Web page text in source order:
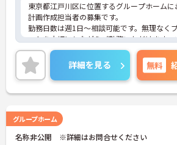
東京都江戸川区に位置するグループホームに
計画作成担当者の募集です。
勤務日数は週1日～相談可能です。無理なく
ートを大切にしながらご勤務いただけます。
福利厚生が充実しています。働きやすい環境
ており、安心して長くご勤務いただけます。
ご興味のある方には、面接対策ポイントなど
に詳細をご案内しますのでお気軽にご相談く
い！
詳細を見る 無料
グループホーム
名称非公開 ※詳細はお問合せください